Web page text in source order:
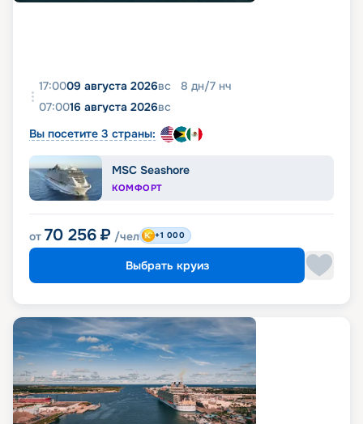
17:0009 августа 2026вс 8 дн/7 нч
07:0016 августа 2026вс
Вы посетите 3 страны:
MSC Seashore
КОМФОРТ
от 70 256 ₽ /чел +1 000
Выбрать круиз